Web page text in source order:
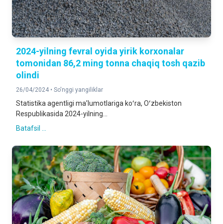
2024-yilning fevral oyida yirik korxonalar
tomonidan 86,2 ming tonna chaqiq tosh qazib
olindi
26/04/2024 • So'nggi yangiliklar
Statistika agentligi maʼlumotlariga koʻra, Oʻzbekiston
Respublikasida 2024-yilning...
Batafsil ...